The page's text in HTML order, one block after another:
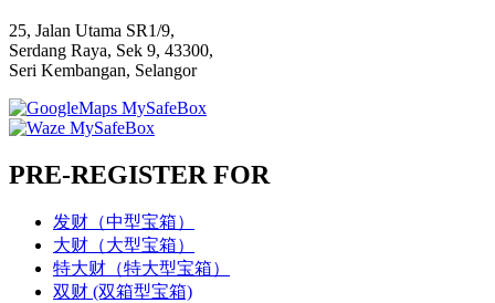
25, Jalan Utama SR1/9,
Serdang Raya, Sek 9, 43300,
Seri Kembangan, Selangor
PRE-REGISTER FOR
发财（中型宝箱）
大财（大型宝箱）
特大财（特大型宝箱）
双财 (双箱型宝箱)